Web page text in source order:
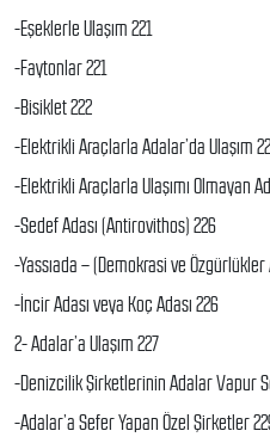
-Eşeklerle Ulaşım 221
-Faytonlar 221
-Bisiklet 222
-Elektrikli Araçlarla Adalar’da Ulaşım
-Elektrikli Araçlarla Ulaşımı Olmayan
-Sedef Adası (Antirovithos) 226
-Yassıada – (Demokrasi ve Özgürlükler
-İncir Adası veya Koç Adası 226
2- Adalar’a Ulaşım 227
-Denizcilik Şirketlerinin Adalar Vapur
-Adalar’a Sefer Yapan Özel Şirketler